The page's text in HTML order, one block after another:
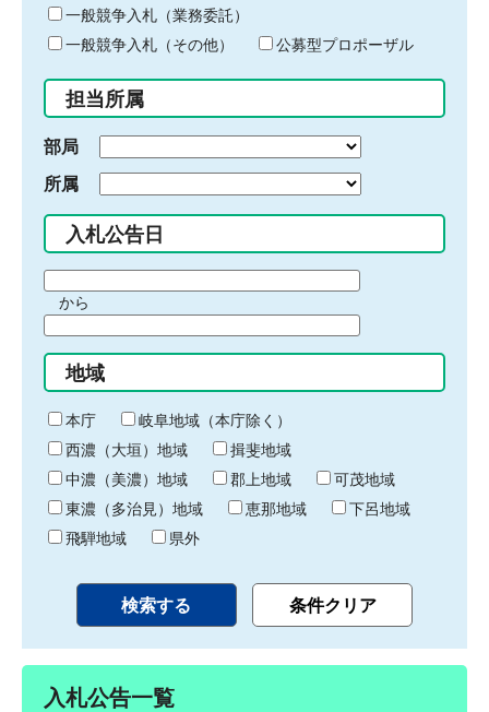
ー
ド
入
力
一般競争入札（業務委託）
一般競争入札（その他）
公募型プロポーザル
担当所属
部局
所属
入札公告日
間
始
り
から
間
終
わ
り
地域
本庁
岐阜地域（本庁除く）
西濃（大垣）地域
揖斐地域
中濃（美濃）地域
郡上地域
可茂地域
東濃（多治見）地域
恵那地域
下呂地域
飛騨地域
県外
入札公告一覧